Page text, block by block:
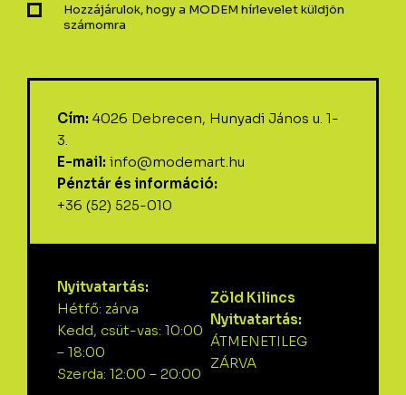
Hozzájárulok, hogy a MODEM hírlevelet küldjön
számomra
Cím: 4026 Debrecen, Hunyadi János u. 1-
3.
E-mail: info@modemart.hu
Pénztár és információ:
+36 (52) 525-010
Nyitvatartás:
Hétfő: zárva
Kedd, csüt-vas: 10:00
– 18:00
Szerda: 12:00 – 20:00
Zöld Kilincs
Nyitvatartás:
ÁTMENETILEG
ZÁRVA